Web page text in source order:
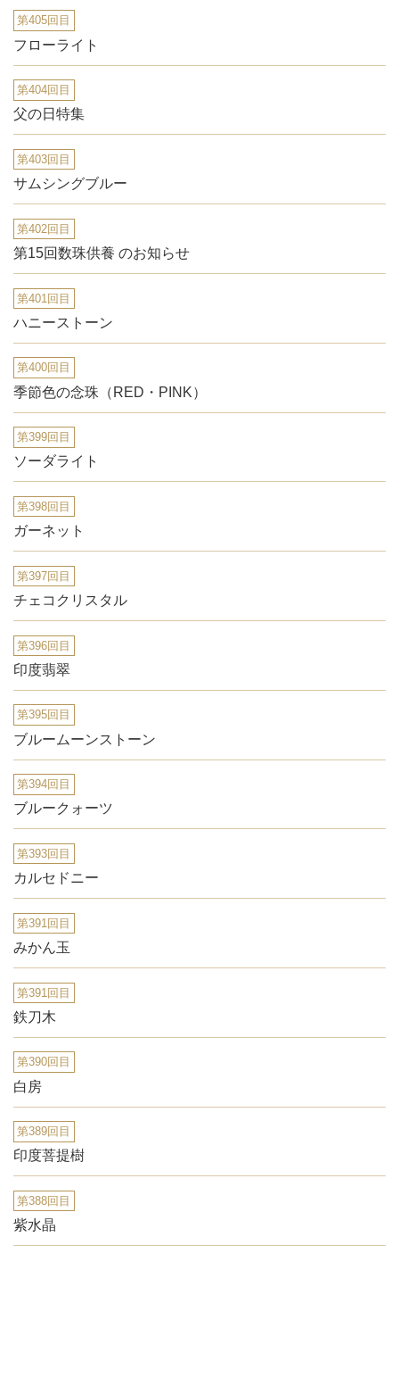
第405回目
フローライト
第404回目
父の日特集
第403回目
サムシングブルー
第402回目
第15回数珠供養 のお知らせ
第401回目
ハニーストーン
第400回目
季節色の念珠（RED・PINK）
第399回目
ソーダライト
第398回目
ガーネット
第397回目
チェコクリスタル
第396回目
印度翡翠
第395回目
ブルームーンストーン
第394回目
ブルークォーツ
第393回目
カルセドニー
第391回目
みかん玉
第391回目
鉄刀木
第390回目
白房
第389回目
印度菩提樹
第388回目
紫水晶